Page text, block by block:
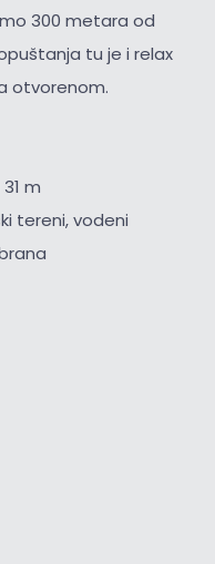
300 metara od
tu je i relax
otvorenom.
m
tereni, vodeni